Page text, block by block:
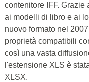
contenitore IFF.
ai modelli di libro e ai
nuovo formato nel
proprietà compatibili
così una vasta
l'estensione XLS è
XLSX.